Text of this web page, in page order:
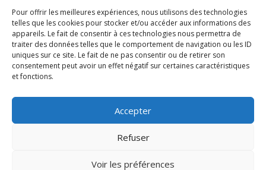
Pour offrir les meilleures expériences, nous utilisons des technologies
telles que les cookies pour stocker et/ou accéder aux informations des
appareils. Le fait de consentir à ces technologies nous permettra de
traiter des données telles que le comportement de navigation ou les ID
uniques sur ce site. Le fait de ne pas consentir ou de retirer son
consentement peut avoir un effet négatif sur certaines caractéristiques
et fonctions.
Accepter
Refuser
Voir les préférences
Nos bureaux
Caen • Paris • Marseille Lyon• Nancy • Lille •Bordeaux •
International
Politique de confidentialité